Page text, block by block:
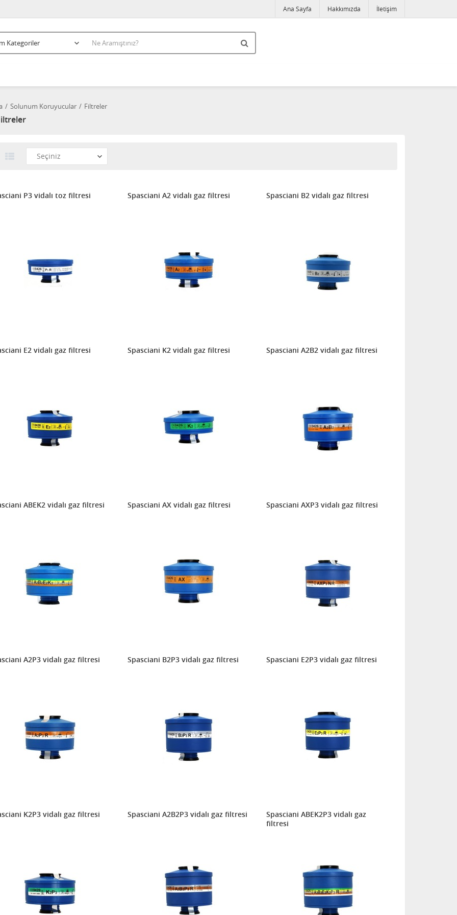
Ana Sayfa Hakkımızda İletişim
Solunum Koruyucular Filtreler
P3 vidalı toz filtresi Spasciani A2 vidalı gaz filtresi Spasciani B2 vidalı gaz filtresi
E2 vidalı gaz filtresi Spasciani K2 vidalı gaz filtresi Spasciani A2B2 vidalı gaz filtresi
ABEK2 vidalı gaz filtresi Spasciani AX vidalı gaz filtresi Spasciani AXP3 vidalı gaz filtresi
A2P3 vidalı gaz filtresi Spasciani B2P3 vidalı gaz filtresi Spasciani E2P3 vidalı gaz filtresi
K2P3 vidalı gaz filtresi Spasciani A2B2P3 vidalı gaz filtresi
Spasciani ABEK2P3 vidalı gaz
filtresi